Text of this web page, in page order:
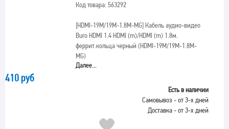
Код товара: 563292
[HDMI-19M/19M-1.8M-MG] Кабель аудио-видео
Buro HDMI 1.4 HDMI (m)/HDMI (m) 1.8м.
феррит.кольца черный (HDMI-19M/19M-1.8M-
MG)
Далее...
410 руб
Есть в наличии
Самовывоз - от 3-х дней
Доставка - от 3-х дней